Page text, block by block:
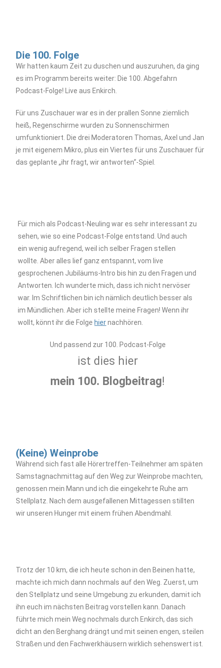
Die 100. Folge
Wir hatten kaum Zeit zu duschen und auszuruhen, da ging
es im Programm bereits weiter: Die 100. Abgefahrn
Podcast-Folge! Live aus Enkirch.
Für uns Zuschauer war es in der prallen Sonne ziemlich
heiß, Regenschirme wurden zu Sonnenschirmen
umfunktioniert. Die drei Moderatoren Thomas, Axel und Jan
je mit eigenem Mikro, plus ein Viertes für uns Zuschauer für
das geplante „ihr fragt, wir antworten“-Spiel.
Für mich als Podcast-Neuling war es sehr interessant zu
sehen, wie so eine Podcast-Folge entstand. Und auch
ein wenig aufregend, weil ich selber Fragen stellen
wollte. Aber alles lief ganz entspannt, vom live
gesprochenen Jubiläums-Intro bis hin zu den Fragen und
Antworten. Ich wunderte mich, dass ich nicht nervöser
war. Im Schriftlichen bin ich nämlich deutlich besser als
im Mündlichen. Aber ich stellte meine Fragen! Wenn ihr
wollt, könnt ihr die Folge hiernachhören.
Und passend zur 100. Podcast-Folge
ist dies hier
mein 100. Blogbeitrag!
(Keine) Weinprobe
Während sich fast alle Hörertreffen-Teilnehmer am späten
Samstagnachmittag auf den Weg zur Weinprobe machten,
genossen mein Mann und ich die eingekehrte Ruhe am
Stellplatz. Nach dem ausgefallenen Mittagessen stillten
wir unseren Hunger mit einem frühen Abendmahl.
Trotz der 10 km, die ich heute schon in den Beinen hatte,
machte ich mich dann nochmals auf den Weg. Zuerst, um
den Stellplatz und seine Umgebung zu erkunden, damit ich
ihn euch im nächsten Beitrag vorstellen kann. Danach
führte mich mein Weg nochmals durch Enkirch, das sich
dicht an den Berghang drängt und mit seinen engen, steilen
Straßen und den Fachwerkhäusern wirklich sehenswert ist.